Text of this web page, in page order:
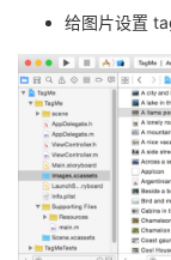
给图片设置